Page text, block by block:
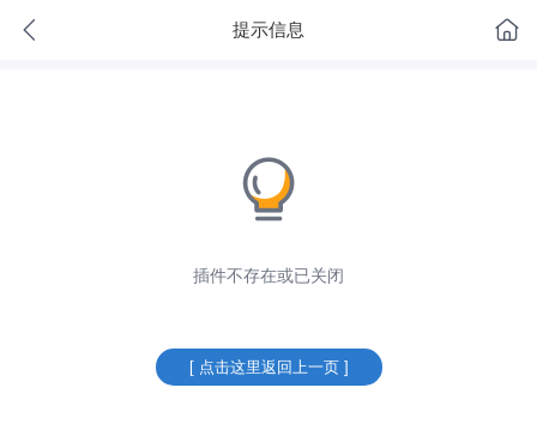
提示信息
插件不存在或已关闭
[ 点击这里返回上一页 ]